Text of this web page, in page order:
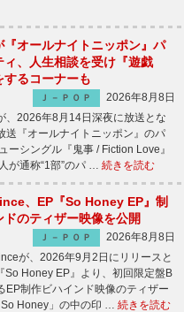
『オールナイトニッポン』パ
ィ、人生相談を受け『遊戯
するコーナーも
Ｊ－ＰＯＰ
2026年8月8日
、2026年8月14日深夜に放送とな
送『オールナイトニッポン』のパ
シングル『鬼事 / Fiction Love』
が通称“1部”のパ … 続きを読む
、EP『So Honey EP』制
ドのティザー映像を公開
Ｊ－ＰＯＰ
2026年8月8日
が、2026年9月2日にリリースと
So Honey EP』より、初回限定盤B
EP制作ビハインド映像のティザー
Honey」の中の印 … 続きを読む